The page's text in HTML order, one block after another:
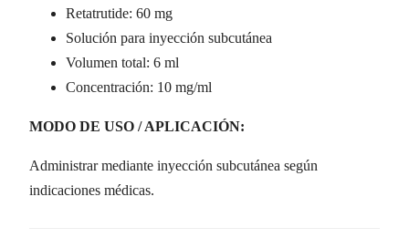
Retatrutide: 60 mg
Solución para inyección subcutánea
Volumen total: 6 ml
Concentración: 10 mg/ml
MODO DE USO / APLICACIÓN:
Administrar mediante inyección subcutánea según
indicaciones médicas.